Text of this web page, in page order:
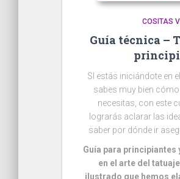
COSITAS
Guía técnica –
SI estás iniciándote en
sabes muy bien
necesitas, con este
lograrás aclarar las
saber por dónde ir
Guía para
en el arte del
ilustrado que hemos